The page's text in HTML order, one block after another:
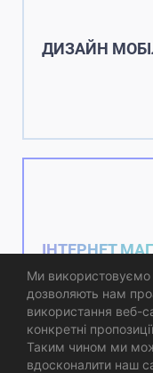
ДИЗАЙН
ІНТЕРНЕТ
Ми використовуємо
дозволяють нам
використання веб-
конкретні
Таким чином ми
вдосконалити наш